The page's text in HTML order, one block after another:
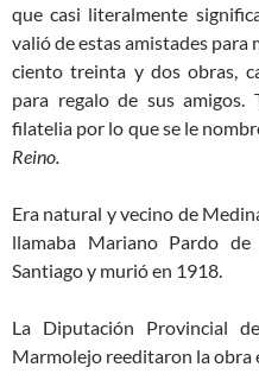
que casi literalmente
valió de estas amistades para
ciento treinta y dos obras,
para regalo de sus amigos.
filatelia por lo que se le
Reino.
Era natural y vecino de
llamaba Mariano Pardo
Santiago y murió en 1918.
La Diputación Provincial
Marmolejo reeditaron la obra